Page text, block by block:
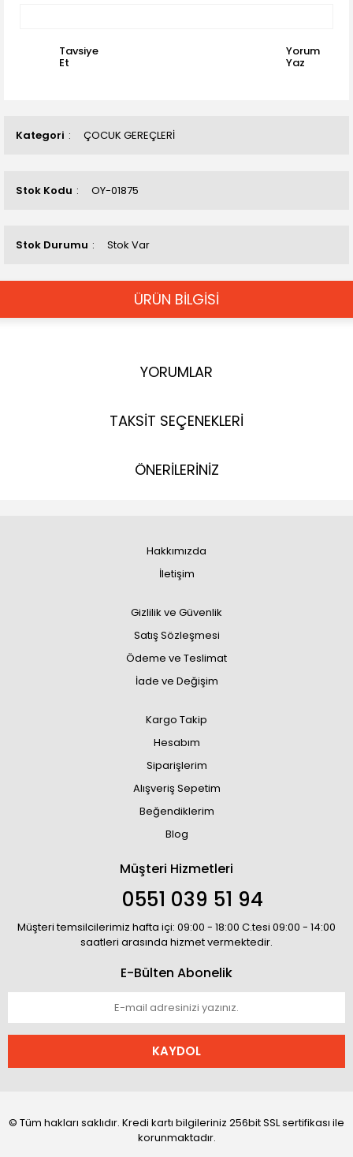
Kategori ÇOCUK GEREÇLERİ
Stok Kodu OY-01875
Stok Durumu Stok Var
Tavsiye
Et
Yorum
Yaz
ÜRÜN BİLGİSİ
YORUMLAR
TAKSİT SEÇENEKLERİ
ÖNERİLERİNİZ
Hakkımızda
İletişim
Gizlilik ve Güvenlik
Satış Sözleşmesi
Ödeme ve Teslimat
İade ve Değişim
Kargo Takip
Hesabım
Siparişlerim
Alışveriş Sepetim
Beğendiklerim
Blog
Müşteri Hizmetleri
0551 039 51 94
Müşteri temsilcilerimiz hafta içi: 09:00 - 18:00 C.tesi 09:00 - 14:00
saatleri arasında hizmet vermektedir.
E-Bülten Abonelik
KAYDOL
© Tüm hakları saklıdır. Kredi kartı bilgileriniz 256bit SSL sertifikası ile
korunmaktadır.